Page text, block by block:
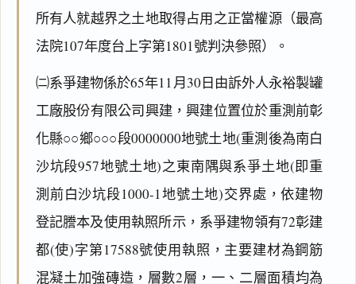
所有人就越界之土地取得占用之正當權源（最高
法院107年度台上字第1801號判決參照）。
㈡系爭建物係於65年11月30日由訴外人永裕製罐
工廠股份有限公司興建，興建位置位於重測前彰
化縣○○鄉○○○段0000000地號土地(重測後為南白
沙坑段957地號土地)之東南隅與系爭土地(即重
測前白沙坑段1000-1地號土地)交界處，依建物
登記謄本及使用執照所示，系爭建物領有72彰建
都(使)字第17588號使用執照，主要建材為鋼筋
混凝土加強磚造，層數2層，一、二層面積均為